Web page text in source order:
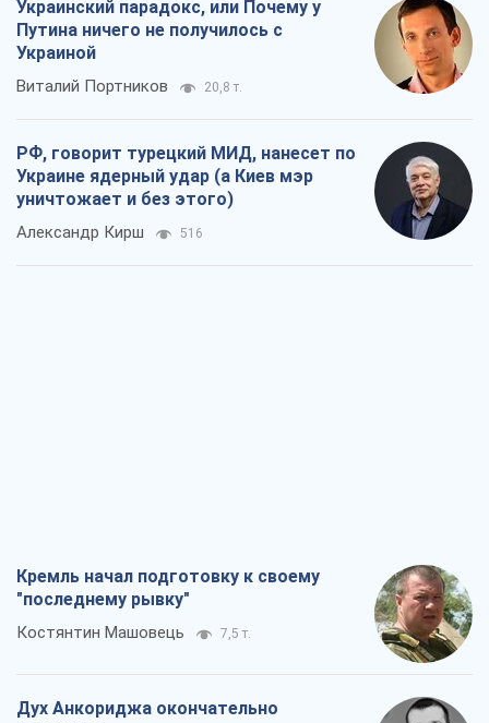
Украинский парадокс, или Почему у
Путина ничего не получилось с
Украиной
Виталий Портников 20,8 т.
РФ, говорит турецкий МИД, нанесет по
Украине ядерный удар (а Киев мэр
уничтожает и без этого)
Александр Кирш 516
Кремль начал подготовку к своему
"последнему рывку"
Костянтин Машовець 7,5 т.
Дух Анкориджа окончательно